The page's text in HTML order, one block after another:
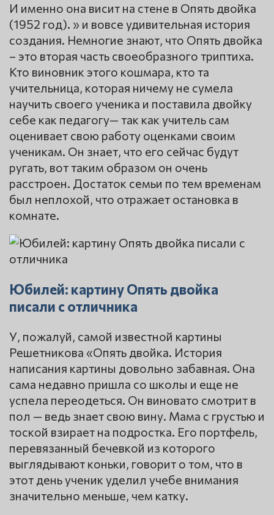
И именно она висит на стене в Опять двойка
(1952 год). » и вовсе удивительная история
создания. Немногие знают, что Опять двойка
– это вторая часть своеобразного триптиха.
Кто виновник этого кошмара, кто та
учительница, которая ничему не сумела
научить своего ученика и поставила двойку
себе как педагогу— так как учитель сам
оценивает свою работу оценками своим
ученикам. Он знает, что его сейчас будут
ругать, вот таким образом он очень
расстроен. Достаток семьи по тем временам
был неплохой, что отражает остановка в
комнате.
Юбилей: картину Опять двойка
писали с отличника
У, пожалуй, самой известной картины
Решетникова «Опять двойка. История
написания картины довольно забавная. Она
сама недавно пришла со школы и еще не
успела переодеться. Он виновато смотрит в
пол — ведь знает свою вину. Мама с грустью и
тоской взирает на подростка. Его портфель,
перевязанный бечевкой из которого
выглядывают коньки, говорит о том, что в
этот день ученик уделил учебе внимания
значительно меньше, чем катку.